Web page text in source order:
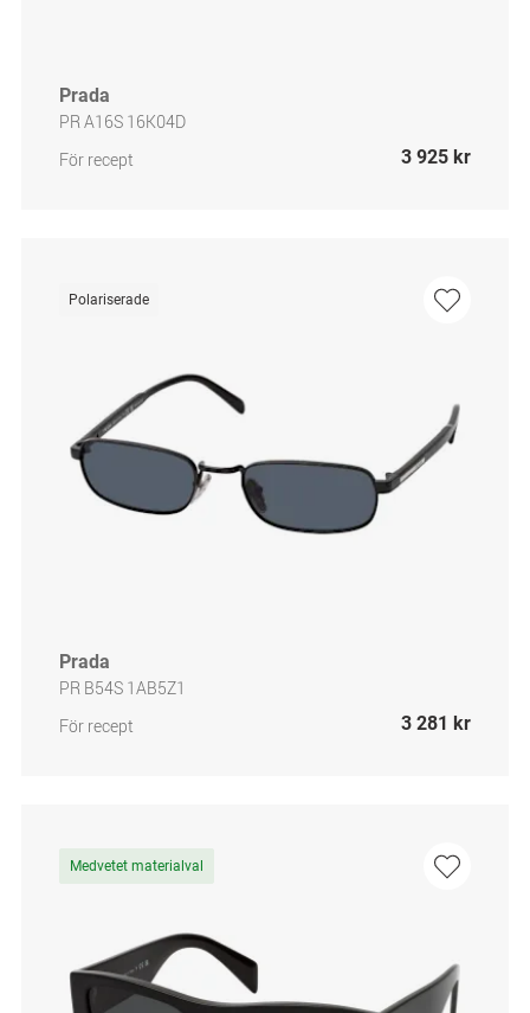
Prada
PR A16S 16K04D
För recept
3 925 kr
Polariserade
Prada
PR B54S 1AB5Z1
För recept
3 281 kr
Medvetet materialval